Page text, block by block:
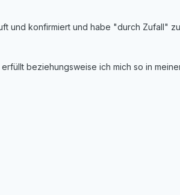
und konfirmiert und habe "durch Zufall"
beziehungsweise ich mich so in